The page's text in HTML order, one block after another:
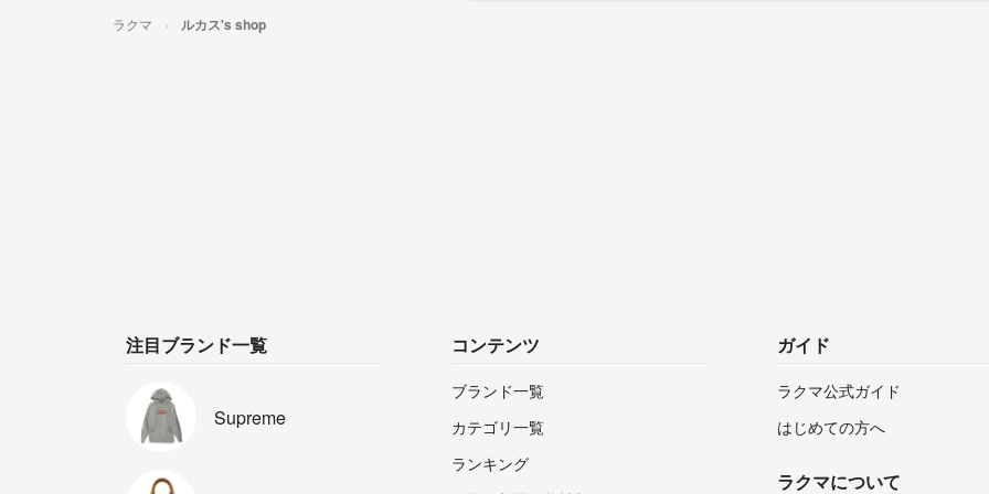
ラクマ ルカス's shop
注目ブランド一覧
Supreme
コンテンツ
ブランド一覧
カテゴリ一覧
ランキング
ガイド
ラクマ公式ガイド
はじめての方へ
ラクマについて